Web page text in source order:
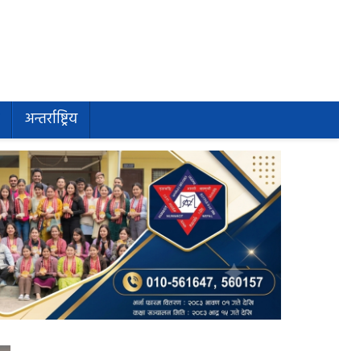
अन्तर्राष्ट्रिय